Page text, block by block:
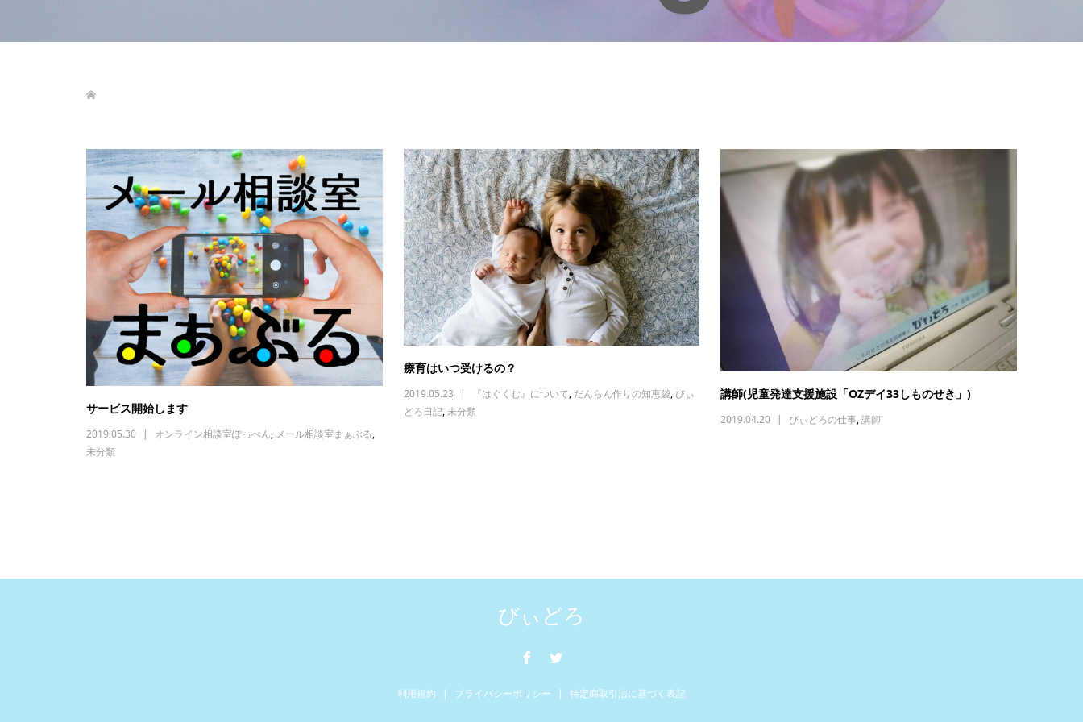
サービス開始します
2019.05.30 オンライン相談室ぽっぺん, メール相談室まぁぶる,
未分類
療育はいつ受けるの？
2019.05.23 『はぐくむ』について, だんらん作りの知恵袋,びぃ
どろ日記,未分類
講師(児童発達支援施設「OZデイ33しものせき」)
2019.04.20 びぃどろの仕事,講師
びぃどろ
利用規約 プライバシーポリシー 特定商取引法に基づく表記